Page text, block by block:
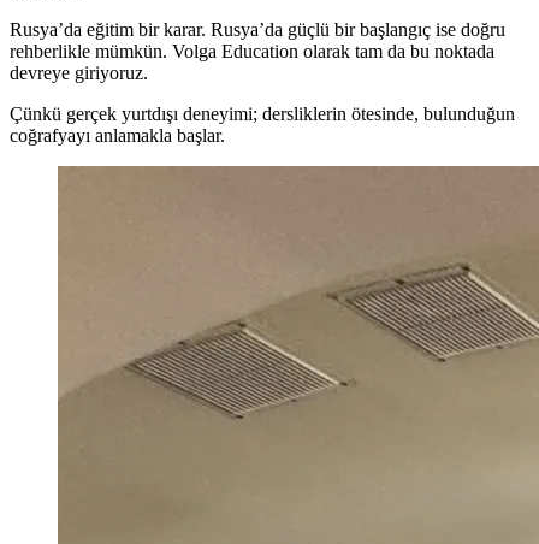
Rusya’da eğitim bir karar. Rusya’da güçlü bir başlangıç ise doğru
rehberlikle mümkün. Volga Education olarak tam da bu noktada
devreye giriyoruz.
Çünkü gerçek yurtdışı deneyimi; dersliklerin ötesinde, bulunduğun
coğrafyayı anlamakla başlar.